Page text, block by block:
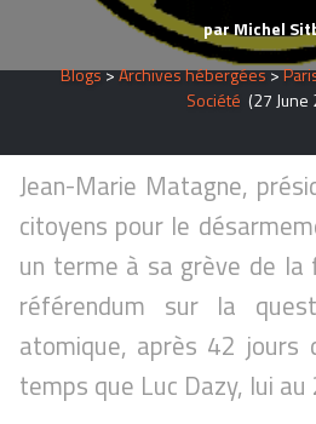
par Michel
Blogs>Archives hébergées>
Société (27 June
Jean-Marie Matagne,
citoyens pour le
un terme à sa grève de la
référendum sur la
atomique, après 42 jours
temps que Luc Dazy, lui